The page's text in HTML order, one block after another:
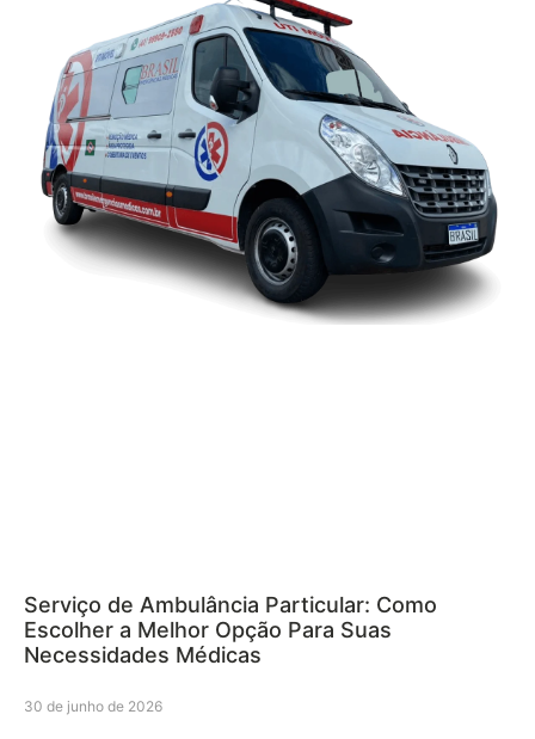
Serviço de Ambulância Particular: Como
Escolher a Melhor Opção Para Suas
Necessidades Médicas
30 de junho de 2026